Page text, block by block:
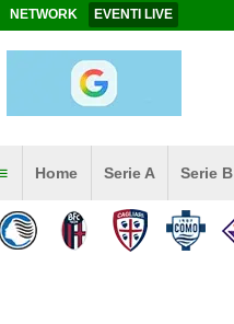
NETWORK EVENTI LIVE
Home Serie A Serie B